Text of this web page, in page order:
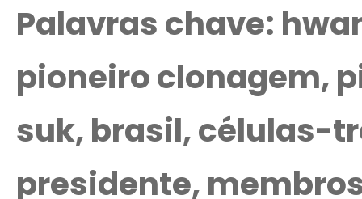
Palavras chave:
pioneiro clonagem,
suk, brasil, células-
presidente,